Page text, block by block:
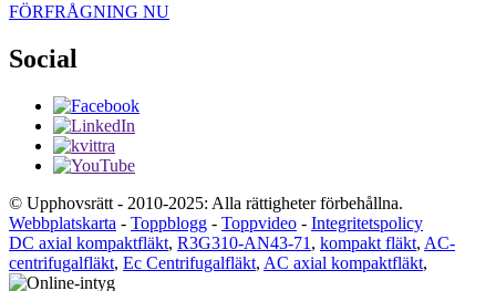
FÖRFRÅGNING NU
Social
© Upphovsrätt - 2010-2025: Alla rättigheter förbehållna.
Webbplatskarta - Toppblogg - Toppvideo - Integritetspolicy
DC axial kompaktfläkt, R3G310-AN43-71 , kompakt fläkt, AC-
centrifugalfläkt, Ec Centrifugalfläkt, AC axial kompaktfläkt,